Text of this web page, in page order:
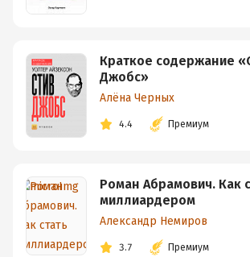
Краткое содержание
Джобс»
Алёна Черных
4.4 Премиум
Роман Абрамович. Как
миллиардером
Александр Немиров
3.7 Премиум